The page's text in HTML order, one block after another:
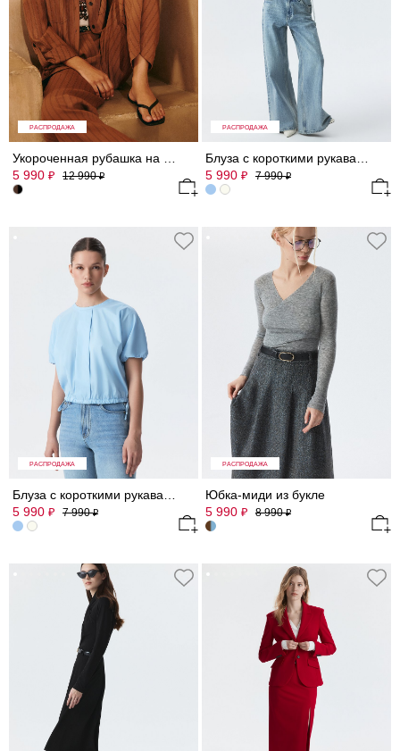
РАСПРОДАЖА
5 990 ₽ 12 990₽
РАСПРОДАЖА
5 990 ₽ 7 990₽
РАСПРОДАЖА
5 990 ₽ 7 990₽
РАСПРОДАЖА
Юбка-миди из букле
5 990 ₽ 8 990₽